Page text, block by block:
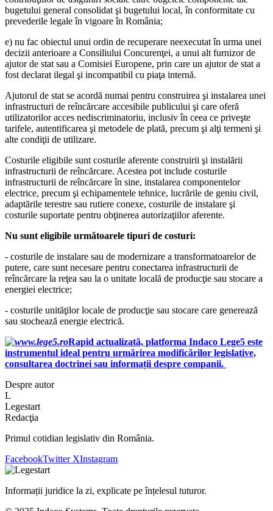
bugetului general consolidat şi bugetului local, în conformitate cu
prevederile legale în vigoare în România;
e) nu fac obiectul unui ordin de recuperare neexecutat în urma unei
decizii anterioare a Consiliului Concurenţei, a unui alt furnizor de
ajutor de stat sau a Comisiei Europene, prin care un ajutor de stat a
fost declarat ilegal şi incompatibil cu piaţa internă.
Ajutorul de stat se acordă numai pentru construirea şi instalarea unei
infrastructuri de reîncărcare accesibile publicului şi care oferă
utilizatorilor acces nediscriminatoriu, inclusiv în ceea ce priveşte
tarifele, autentificarea şi metodele de plată, precum şi alţi termeni şi
alte condiţii de utilizare.
Costurile eligibile sunt costurile aferente construirii şi instalării
infrastructurii de reîncărcare. Acestea pot include costurile
infrastructurii de reîncărcare în sine, instalarea componentelor
electrice, precum şi echipamentele tehnice, lucrările de geniu civil,
adaptările terestre sau rutiere conexe, costurile de instalare şi
costurile suportate pentru obţinerea autorizaţiilor aferente.
Nu sunt eligibile următoarele tipuri de costuri:
- costurile de instalare sau de modernizare a transformatoarelor de
putere, care sunt necesare pentru conectarea infrastructurii de
reîncărcare la reţea sau la o unitate locală de producţie sau stocare a
energiei electrice;
- costurile unităţilor locale de producţie sau stocare care generează
sau stochează energie electrică.
Rapid actualizată, platforma Indaco Lege5 este
instrumentul ideal pentru urmărirea modificărilor legislative,
consultarea doctrinei sau informații despre companii.
Despre autor
L
Legestart
Redacţia
Primul cotidian legislativ din România.
FacebookTwitter XInstagram
Informații juridice la zi, explicate pe înțelesul tuturor.